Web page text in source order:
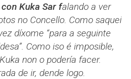
Kuka Sar falando a ver
no Concello. Como saquei
díxome “para a seguinte
Como iso é imposible,
non o podería facer.
de ir, dende logo.